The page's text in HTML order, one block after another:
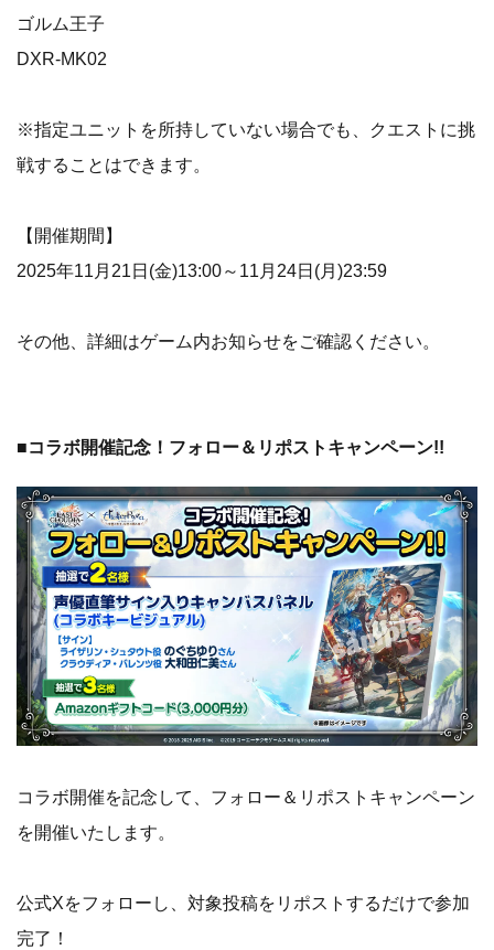
ゴルム王子
DXR-MK02
※指定ユニットを所持していない場合でも、クエストに挑
戦することはできます。
【開催期間】
2025年11月21日(金)13:00～11月24日(月)23:59
その他、詳細はゲーム内お知らせをご確認ください。
■コラボ開催記念！フォロー＆リポストキャンペーン!!
コラボ開催を記念して、フォロー＆リポストキャンペーン
を開催いたします。
公式Xをフォローし、対象投稿をリポストするだけで参加
完了！